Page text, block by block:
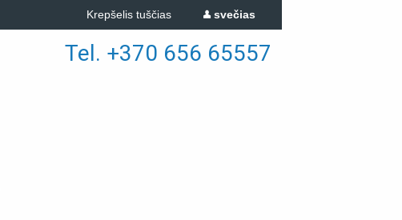
svečias
Krepšelis tuščias
Tel. +370 656 65557